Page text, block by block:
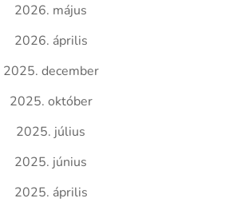
2026. május
2026. április
2025. december
2025. október
2025. július
2025. június
2025. április